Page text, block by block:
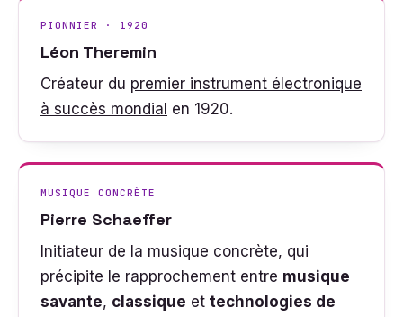
PIONNIER · 1920
Léon Theremin
Créateur du premier instrument électronique
à succès mondial en 1920.
MUSIQUE CONCRÈTE
Pierre Schaeffer
Initiateur de la musique concrète, qui
précipite le rapprochement entre musique
savante, classique et technologies de